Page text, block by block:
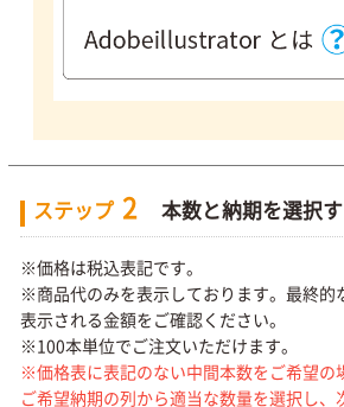
ステップ 2 本数と納期を選択
※価格は税込表記です。
※商品代のみを表示しております。最終的
表示される金額をご確認ください。
※100本単位でご注文いただけます。
※価格表に表記のない中間本数をご希望の
ご希望納期の列から適当な数量を選択し、